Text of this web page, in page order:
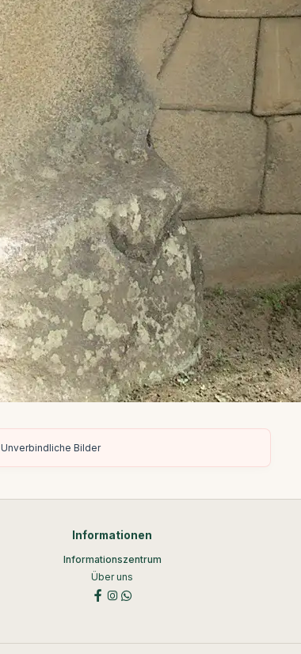
Unverbindliche Bilder
Informationen
Informationszentrum
Über uns